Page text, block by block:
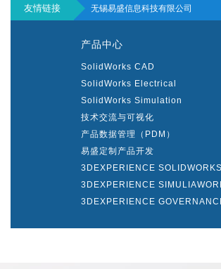
友情链接 无锡易盛信息科技有限公司
产品中心
SolidWorks CAD
SolidWorks Electrical
SolidWorks Simulation
技术交流与可视化
产品数据管理（PDM）
易盛定制产品开发
3DEXPERIENCE
3DEXPERIENCE
3DEXPERIENCE